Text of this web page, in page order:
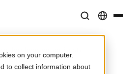
on your computer.
to collect information about